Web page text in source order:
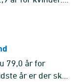
en
79,0 år for
år er der sket